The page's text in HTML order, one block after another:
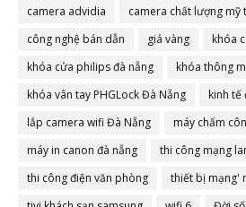
camera advidia
camera chất lượng mỹ
công nghệ bán dẫn
giá vàng
khóa
khóa cửa philips đà nẵng
khóa thông
khóa vân tay PHGLock Đà Nẵng
kinh tế
lắp camera wifi Đà Nẵng
máy chấm
máy in canon đà nẵng
thi công mạng
thi công điện văn phòng
thiết bị mạng'